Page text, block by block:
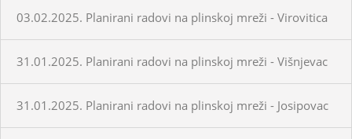
03.02.2025. Planirani radovi na plinskoj mreži - Virovitica
31.01.2025. Planirani radovi na plinskoj mreži - Višnjevac
31.01.2025. Planirani radovi na plinskoj mreži - Josipovac